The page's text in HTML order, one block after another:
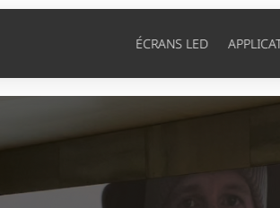
ÉCRANS LED